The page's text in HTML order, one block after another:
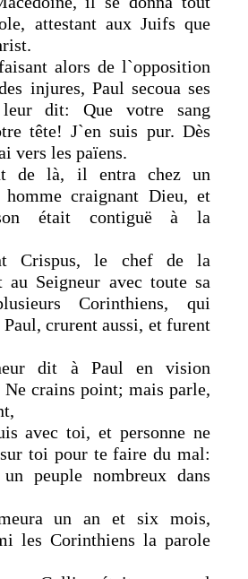
attestant aux Juifs que
alors de l`opposition
injures, Paul secoua ses
leur dit: Que votre sang
tête! J`en suis pur. Dès
vers les païens.
de là, il entra chez un
homme craignant Dieu, et
était contiguë à la
Crispus, le chef de la
au Seigneur avec toute sa
Corinthiens, qui
crurent aussi, et furent
dit à Paul en vision
crains point; mais parle,
avec toi, et personne ne
toi pour te faire du mal:
peuple nombreux dans
un an et six mois,
les Corinthiens la parole